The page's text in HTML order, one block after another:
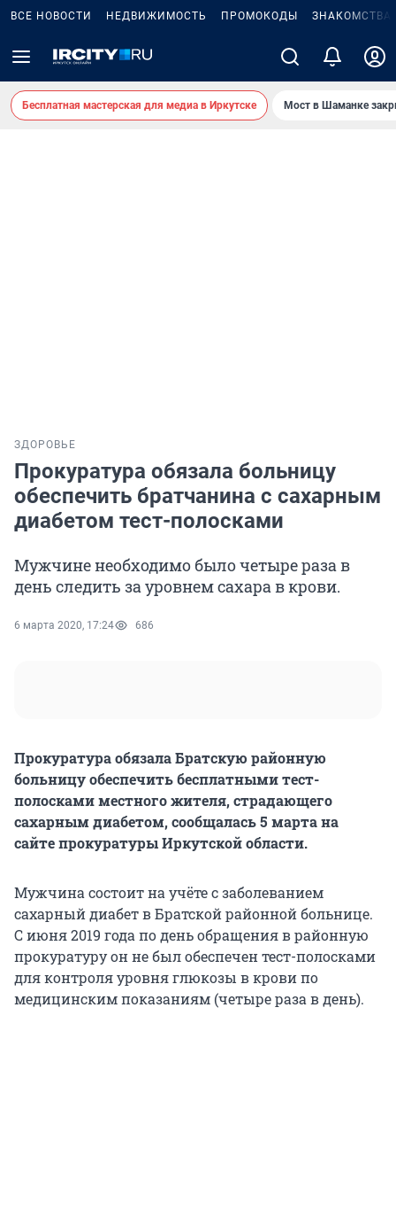
ВСЕ НОВОСТИ НЕДВИЖИМОСТЬ ПРОМОКОДЫ ЗНАКОМСТВА
Бесплатная мастерская для медиа в Иркутске Мост в Шаманке
ЗДОРОВЬЕ
Прокуратура обязала больницу
обеспечить братчанина с сахарным
диабетом тест-полосками
Мужчине необходимо было четыре раза в
день следить за уровнем сахара в крови.
6 марта 2020, 17:24 686
Прокуратура обязала Братскую районную
больницу обеспечить бесплатными тест-
полосками местного жителя, страдающего
сахарным диабетом, сообщалась 5 марта на
сайте прокуратуры Иркутской области.
Мужчина состоит на учёте с заболеванием
сахарный диабет в Братской районной больнице.
С июня 2019 года по день обращения в районную
прокуратуру он не был обеспечен тест-полосками
для контроля уровня глюкозы в крови по
медицинским показаниям (четыре раза в день).